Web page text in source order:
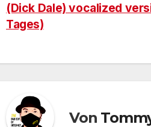
(Dick Dale) vocalized
Tages)
Von